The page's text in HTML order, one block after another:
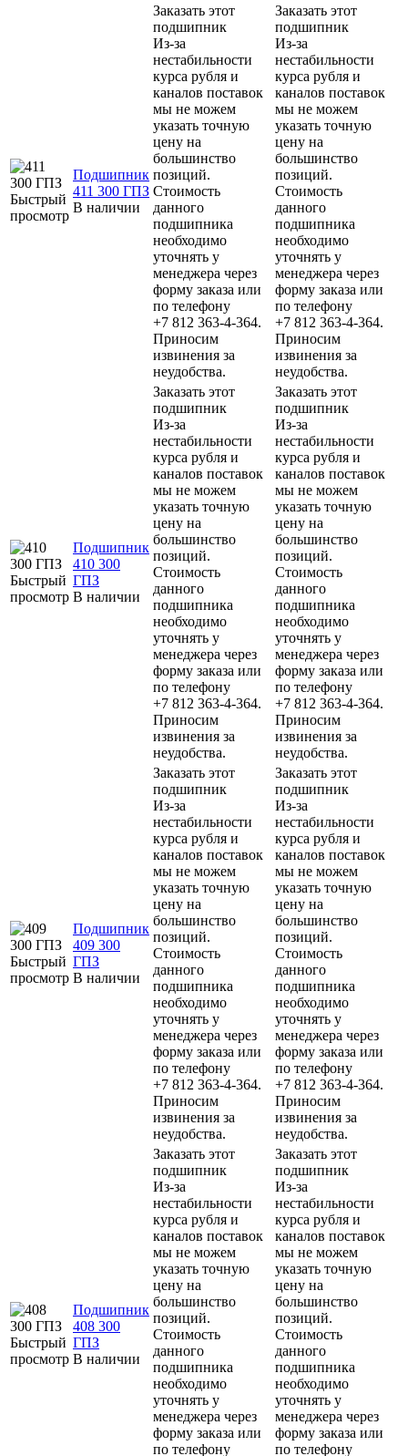
Быстрый
просмотр
Подшипник
411 300 ГПЗ
В наличии
Заказать этот
подшипник
Из-за
нестабильности
курса рубля и
каналов поставок
мы не можем
указать точную
цену на
большинство
позиций.
Стоимость
данного
подшипника
необходимо
уточнять у
менеджера через
форму заказа или
по телефону
+7 812 363-4-364.
Приносим
извинения за
неудобства.
Заказать этот
подшипник
Из-за
нестабильности
курса рубля и
каналов поставок
мы не можем
указать точную
цену на
большинство
позиций.
Стоимость
данного
подшипника
необходимо
уточнять у
менеджера через
форму заказа или
по телефону
+7 812 363-4-364.
Приносим
извинения за
неудобства.
Быстрый
просмотр
Подшипник
410 300
ГПЗ
В наличии
Заказать этот
подшипник
Из-за
нестабильности
курса рубля и
каналов поставок
мы не можем
указать точную
цену на
большинство
позиций.
Стоимость
данного
подшипника
необходимо
уточнять у
менеджера через
форму заказа или
по телефону
+7 812 363-4-364.
Приносим
извинения за
неудобства.
Заказать этот
подшипник
Из-за
нестабильности
курса рубля и
каналов поставок
мы не можем
указать точную
цену на
большинство
позиций.
Стоимость
данного
подшипника
необходимо
уточнять у
менеджера через
форму заказа или
по телефону
+7 812 363-4-364.
Приносим
извинения за
неудобства.
Быстрый
просмотр
Подшипник
409 300
ГПЗ
В наличии
Заказать этот
подшипник
Из-за
нестабильности
курса рубля и
каналов поставок
мы не можем
указать точную
цену на
большинство
позиций.
Стоимость
данного
подшипника
необходимо
уточнять у
менеджера через
форму заказа или
по телефону
+7 812 363-4-364.
Приносим
извинения за
неудобства.
Заказать этот
подшипник
Из-за
нестабильности
курса рубля и
каналов поставок
мы не можем
указать точную
цену на
большинство
позиций.
Стоимость
данного
подшипника
необходимо
уточнять у
менеджера через
форму заказа или
по телефону
+7 812 363-4-364.
Приносим
извинения за
неудобства.
Быстрый
просмотр
Подшипник
408 300
ГПЗ
В наличии
Заказать этот
подшипник
Из-за
нестабильности
курса рубля и
каналов поставок
мы не можем
указать точную
цену на
большинство
позиций.
Стоимость
данного
подшипника
необходимо
уточнять у
менеджера через
форму заказа или
по телефону
Заказать этот
подшипник
Из-за
нестабильности
курса рубля и
каналов поставок
мы не можем
указать точную
цену на
большинство
позиций.
Стоимость
данного
подшипника
необходимо
уточнять у
менеджера через
форму заказа или
по телефону